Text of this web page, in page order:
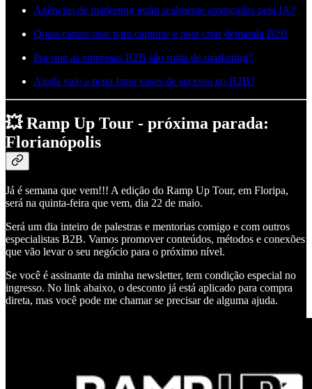
Agências de marketing estão realmente ameaçadas pela IA?
Quais canais usar para capturar e para criar demanda B2B
Por que as empresas B2B são ruins de marketing?
Ainda vale a pena fazer cases de sucesso no B2B?
💥 Ramp Up Tour - próxima parada:
Florianópolis
Já é semana que vem!!! A edição do Ramp Up Tour, em Floripa,
será na quinta-feira que vem, dia 22 de maio.
Será um dia inteiro de palestras e mentorias comigo e com outros
especialistas B2B. Vamos promover conteúdos, métodos e conexões
que vão levar o seu negócio para o próximo nível.
Se você é assinante da minha newsletter, tem condição especial no
ingresso. No link abaixo, o desconto já está aplicado para compra
direta, mas você pode me chamar se precisar de alguma ajuda.